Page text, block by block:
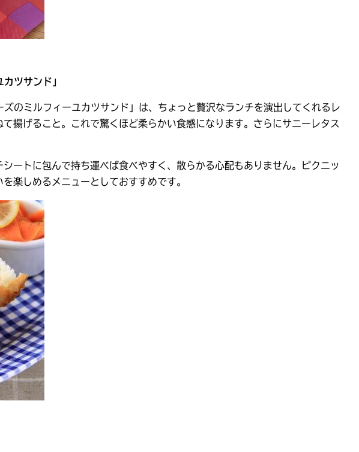
ツサンド」
のミルフィーユカツサンド」は、ちょっと贅沢なランチを演出してくれるレ
揚げること。これで驚くほど柔らかい食感になります。さらにサニーレタス
シート に包んで持ち運べば食べやすく、散らかる心配もありません。ピクニッ
楽しめるメニューとしておすすめです。